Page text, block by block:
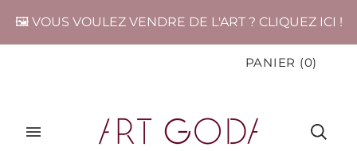
🖼️ VOUS VOULEZ VENDRE DE L'ART ? CLIQUEZ ICI !
PANIER (0)